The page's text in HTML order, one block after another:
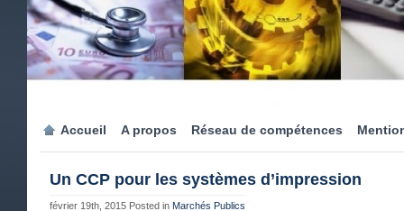
Accueil A propos Réseau de compétences
Un CCP pour les systèmes d’impression
février 19th, 2015 Posted in Marchés Publics